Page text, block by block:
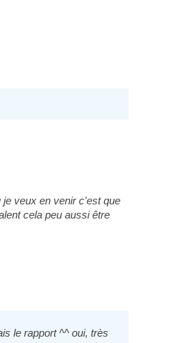
veux en venir c'est que
cela peu aussi être
le rapport ^^ oui, très